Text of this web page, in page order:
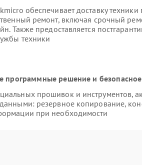
обеспечивает доставку
ремонт, включая срочный
Также предоставляется
техники
программные решение и
прошивок и инструментов,
резервное копирование,
при необходимости